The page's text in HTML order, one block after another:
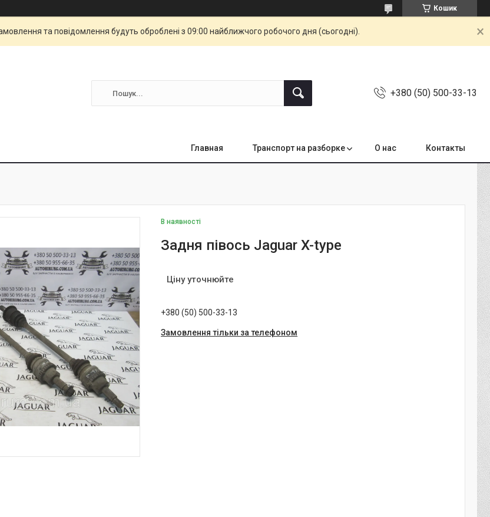
Кошик
та повідомлення будуть оброблені з 09:00 найближчого робочого дня (сьогодні).
+380 (50) 500-33-13
Главная Транспорт на разборке О нас Контакты
В наявності
Задня півось Jaguar X-type
Ціну уточнюйте
+380 (50) 500-33-13
Замовлення тільки за телефоном